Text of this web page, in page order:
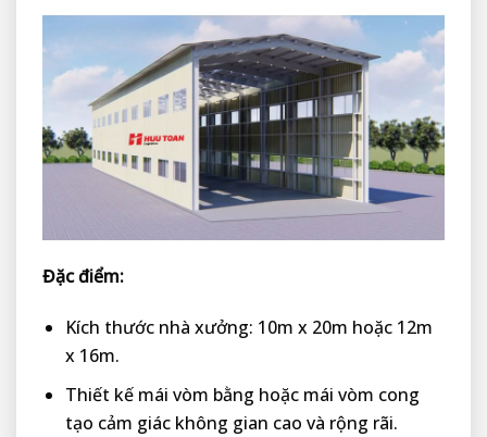
Đặc điểm:
Kích thước nhà xưởng: 10m x 20m hoặc 12m
x 16m.
Thiết kế mái vòm bằng hoặc mái vòm cong
tạo cảm giác không gian cao và rộng rãi.